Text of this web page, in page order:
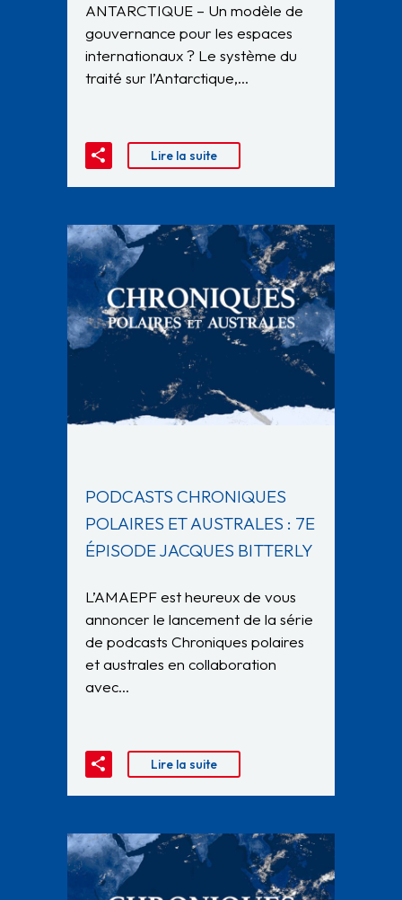
ANTARCTIQUE – Un modèle de
gouvernance pour les espaces
internationaux ? Le système du
traité sur l’Antarctique,…
Lire la suite
PODCASTS CHRONIQUES
POLAIRES ET AUSTRALES : 7E
ÉPISODE JACQUES BITTERLY
L’AMAEPF est heureux de vous
annoncer le lancement de la série
de podcasts Chroniques polaires
et australes en collaboration
avec…
Lire la suite